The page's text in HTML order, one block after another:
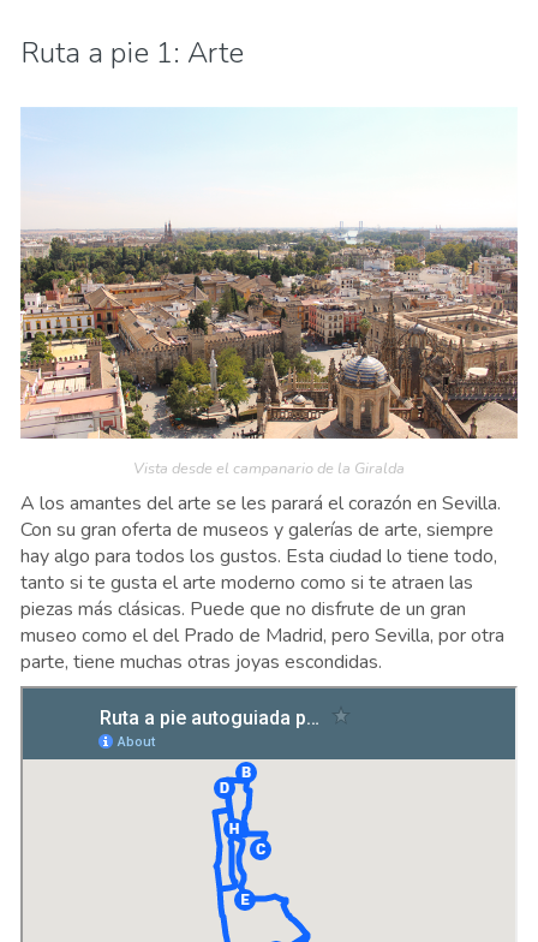
Ruta a pie 1: Arte
Vista desde el campanario de la Giralda
A los amantes del arte se les parará el corazón en Sevilla.
Con su gran oferta de museos y galerías de arte, siempre
hay algo para todos los gustos. Esta ciudad lo tiene todo,
tanto si te gusta el arte moderno como si te atraen las
piezas más clásicas. Puede que no disfrute de un gran
museo como el del Prado de Madrid, pero Sevilla, por otra
parte, tiene muchas otras joyas escondidas.